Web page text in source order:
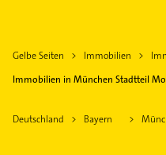
Gelbe Seiten Immobilien
Immobilien in München Stadtteil
Deutschland Bayern